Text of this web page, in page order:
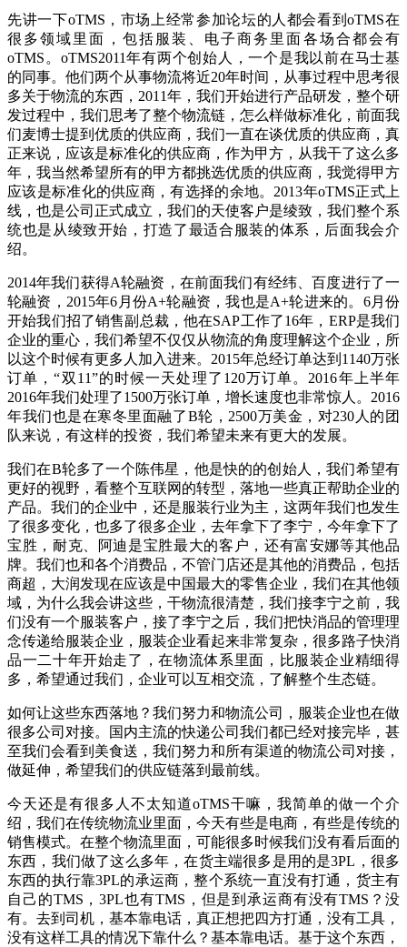
先讲一下oTMS，市场上经常参加论坛的人都会看到oTMS在
很多领域里面，包括服装、电子商务里面各场合都会有
oTMS。oTMS2011年有两个创始人，一个是我以前在马士基
的同事。他们两个从事物流将近20年时间，从事过程中思考很
多关于物流的东西，2011年，我们开始进行产品研发，整个研
发过程中，我们思考了整个物流链，怎么样做标准化，前面我
们麦博士提到优质的供应商，我们一直在谈优质的供应商，真
正来说，应该是标准化的供应商，作为甲方，从我干了这么多
年，我当然希望所有的甲方都挑选优质的供应商，我觉得甲方
应该是标准化的供应商，有选择的余地。2013年oTMS正式上
线，也是公司正式成立，我们的天使客户是绫致，我们整个系
统也是从绫致开始，打造了最适合服装的体系，后面我会介
绍。
2014年我们获得A轮融资，在前面我们有经纬、百度进行了一
轮融资，2015年6月份A+轮融资，我也是A+轮进来的。6月份
开始我们招了销售副总裁，他在SAP工作了16年，ERP是我们
企业的重心，我们希望不仅仅从物流的角度理解这个企业，所
以这个时候有更多人加入进来。2015年总经订单达到1140万张
订单，“双11”的时候一天处理了120万订单。2016年上半年
2016年我们处理了1500万张订单，增长速度也非常惊人。2016
年我们也是在寒冬里面融了B轮，2500万美金，对230人的团
队来说，有这样的投资，我们希望未来有更大的发展。
我们在B轮多了一个陈伟星，他是快的的创始人，我们希望有
更好的视野，看整个互联网的转型，落地一些真正帮助企业的
产品。我们的企业中，还是服装行业为主，这两年我们也发生
了很多变化，也多了很多企业，去年拿下了李宁，今年拿下了
宝胜，耐克、阿迪是宝胜最大的客户，还有富安娜等其他品
牌。我们也和各个消费品，不管门店还是其他的消费品，包括
商超，大润发现在应该是中国最大的零售企业，我们在其他领
域，为什么我会讲这些，干物流很清楚，我们接李宁之前，我
们没有一个服装客户，接了李宁之后，我们把快消品的管理理
念传递给服装企业，服装企业看起来非常复杂，很多路子快消
品一二十年开始走了，在物流体系里面，比服装企业精细得
多，希望通过我们，企业可以互相交流，了解整个生态链。
如何让这些东西落地？我们努力和物流公司，服装企业也在做
很多公司对接。国内主流的快递公司我们都已经对接完毕，甚
至我们会看到美食送，我们努力和所有渠道的物流公司对接，
做延伸，希望我们的供应链落到最前线。
今天还是有很多人不太知道oTMS干嘛，我简单的做一个介
绍，我们在传统物流业里面，今天有些是电商，有些是传统的
销售模式。在整个物流里面，可能很多时候我们没有看后面的
东西，我们做了这么多年，在货主端很多是用的是3PL，很多
东西的执行靠3PL的承运商，整个系统一直没有打通，货主有
自己的TMS，3PL也有TMS，但是到承运商有没有TMS？没
有。去到司机，基本靠电话，真正想把四方打通，没有工具，
没有这样工具的情况下靠什么？基本靠电话。基于这个东西，